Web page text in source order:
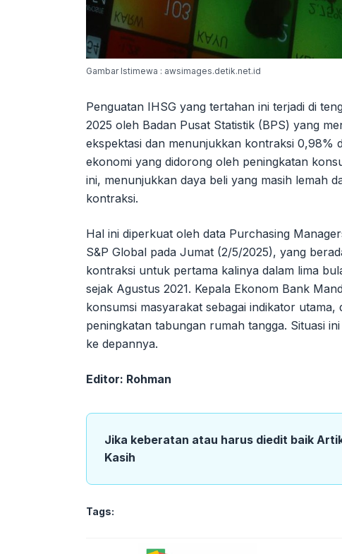
Gambar Istimewa : awsimages.detik.net.id
Penguatan IHSG yang tertahan ini terjadi di
2025 oleh Badan Pusat Statistik (BPS) yang
ekspektasi dan menunjukkan kontraksi 0,98%
ekonomi yang didorong oleh peningkatan
ini, menunjukkan daya beli yang masih lemah
kontraksi.
Hal ini diperkuat oleh data Purchasing
S&P Global pada Jumat (2/5/2025), yang
kontraksi untuk pertama kalinya dalam lima
sejak Agustus 2021. Kepala Ekonom Bank
konsumsi masyarakat sebagai indikator
peningkatan tabungan rumah tangga. Situasi
ke depannya.
Editor: Rohman
Jika keberatan atau harus diedit baik
Kasih
Tags: